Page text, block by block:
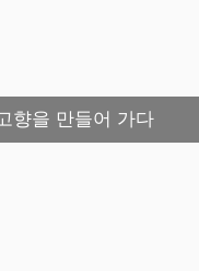
향을 만들어 가다